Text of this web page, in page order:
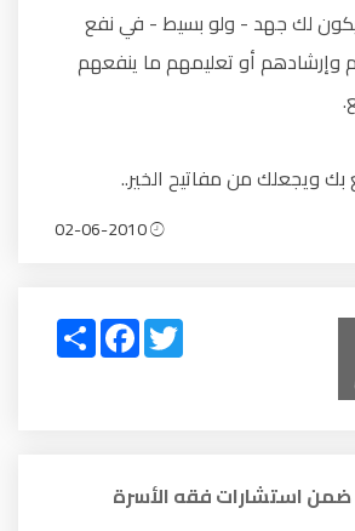
يكون لك جهد - ولو بسيط - في نفع
وإرشادهم أو تعليمهم ما ينفعهم
ويجعلك من مفاتيح الخير..
Share
FacebookTwitter
استشارات فقه الأسرة